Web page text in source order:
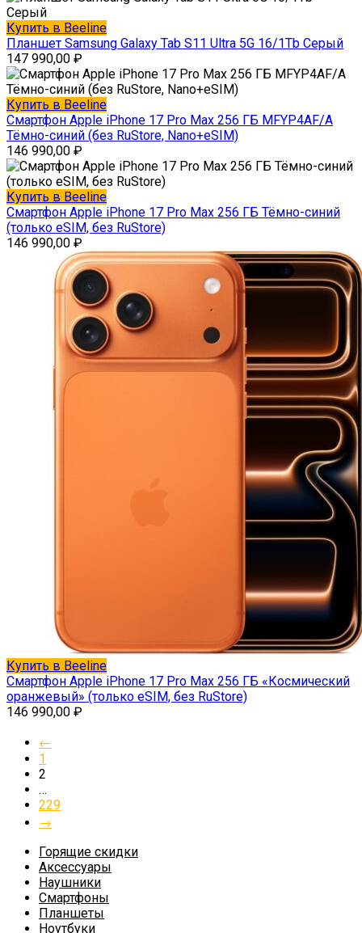
Купить в Beeline
Планшет Samsung Galaxy Tab S11 Ultra 5G 16/1Tb Серый
147 990,00 ₽
Купить в Beeline
Смартфон Apple iPhone 17 Pro Max 256 ГБ MFYP4AF/A
Тёмно-синий (без RuStore, Nano+eSIM)
146 990,00 ₽
Купить в Beeline
Смартфон Apple iPhone 17 Pro Max 256 ГБ Тёмно-синий
(только eSIM, без RuStore)
146 990,00 ₽
Купить в Beeline
Смартфон Apple iPhone 17 Pro Max 256 ГБ «Космический
оранжевый» (только eSIM, без RuStore)
146 990,00 ₽
←
1
2
…
229
→
Горящие скидки
Аксессуары
Наушники
Смартфоны
Планшеты
Ноутбуки